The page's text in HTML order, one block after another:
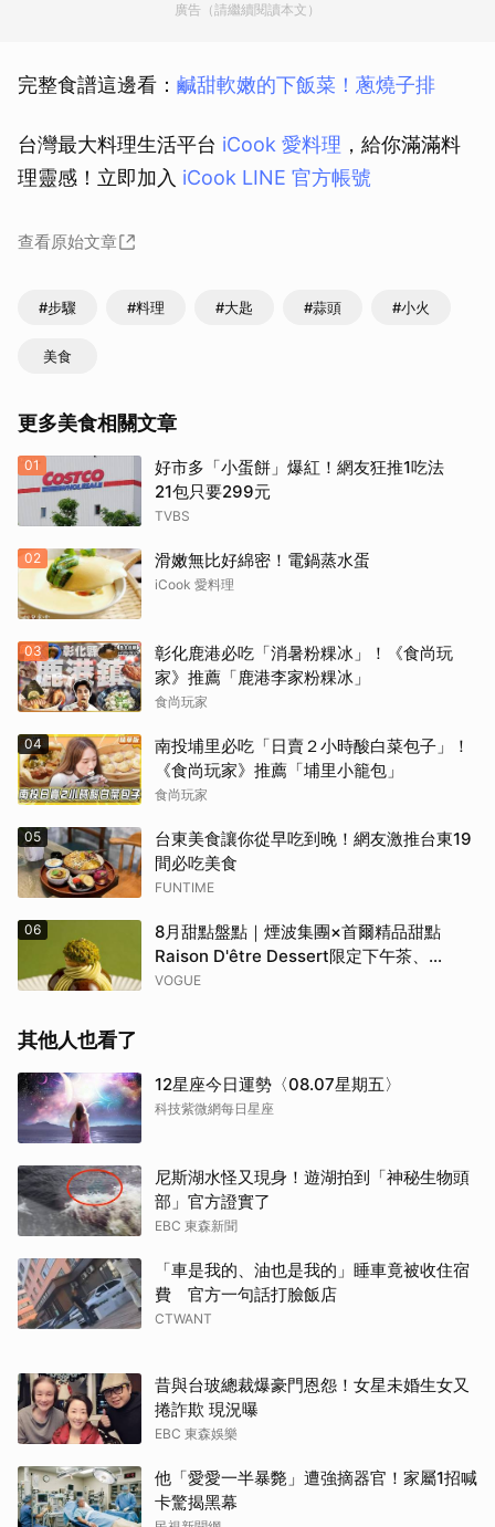
廣告（請繼續閱讀本文）
完整食譜這邊看： 鹹甜軟嫩的下飯菜！蔥燒子排
台灣最大料理生活平台 iCook 愛料理 ，給你滿滿料
理靈感！立即加入 iCook LINE 官方帳號
查看原始文章
#步驟 #料理 #大匙 #蒜頭 #小火
美食
更多美食相關文章
01
好市多「小蛋餅」爆紅！網友狂推1吃法
21包只要299元
TVBS
02 滑嫩無比好綿密！電鍋蒸水蛋
iCook 愛料理
03
彰化鹿港必吃「消暑粉粿冰」！《食尚玩
家》推薦「鹿港李家粉粿冰」
食尚玩家
04
南投埔里必吃「日賣２小時酸白菜包子」！
《食尚玩家》推薦「埔里小籠包」
食尚玩家
05
台東美食讓你從早吃到晚！網友激推台東19
間必吃美食
FUNTIME
06
8月甜點盤點｜煙波集團×首爾精品甜點
Raison D'être Dessert限定下午茶、
Gelato pique cafe辻利茶舗聯名可麗餅、
VOGUE
其他人也看了
12星座今日運勢〈08.07星期五〉
科技紫微網每日星座
尼斯湖水怪又現身！遊湖拍到「神秘生物頭
部」官方證實了
EBC 東森新聞
「車是我的、油也是我的」睡車竟被收住宿
費 官方一句話打臉飯店
CTWANT
昔與台玻總裁爆豪門恩怨！女星未婚生女又
捲詐欺 現況曝
EBC 東森娛樂
他「愛愛一半暴斃」遭強摘器官！家屬1招喊
卡驚揭黑幕